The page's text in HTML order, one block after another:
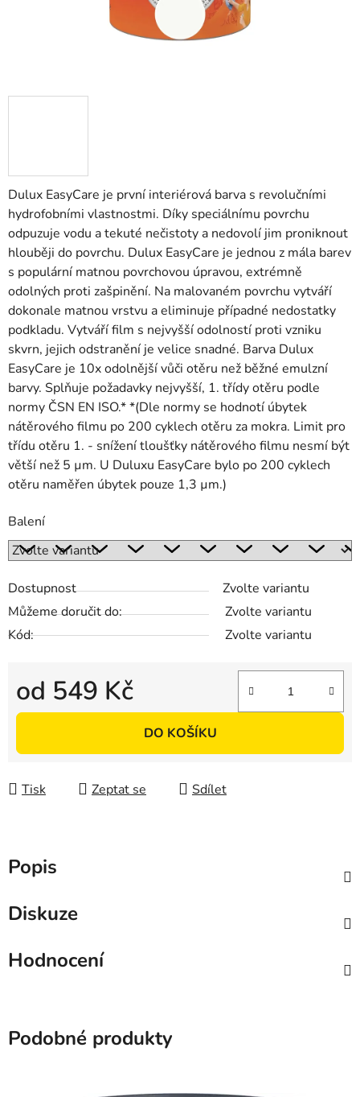
Dulux EasyCare je první interiérová barva s revolučními
hydrofobními vlastnostmi. Díky speciálnímu povrchu
odpuzuje vodu a tekuté nečistoty a nedovolí jim proniknout
hlouběji do povrchu. Dulux EasyCare je jednou z mála barev
s populární matnou povrchovou úpravou, extrémně
odolných proti zašpinění. Na malovaném povrchu vytváří
dokonale matnou vrstvu a eliminuje případné nedostatky
podkladu. Vytváří film s nejvyšší odolností proti vzniku
skvrn, jejich odstranění je velice snadné. Barva Dulux
EasyCare je 10x odolnější vůči otěru než běžné emulzní
barvy. Splňuje požadavky nejvyšší, 1. třídy otěru podle
normy ČSN EN ISO.* *(Dle normy se hodnotí úbytek
nátěrového filmu po 200 cyklech otěru za mokra. Limit pro
třídu otěru 1. - snížení tloušťky nátěrového filmu nesmí být
větší než 5 µm. U Duluxu EasyCare bylo po 200 cyklech
otěru naměřen úbytek pouze 1,3 µm.)
Balení
Dostupnost
Zvolte variantu
Můžeme doručit do:
Zvolte variantu
Kód:
Zvolte variantu
od 549 Kč
Měrná cena:
DO KOŠÍKU
Tisk Zeptat se Sdílet
Popis
Diskuze
Hodnocení
Podobné produkty